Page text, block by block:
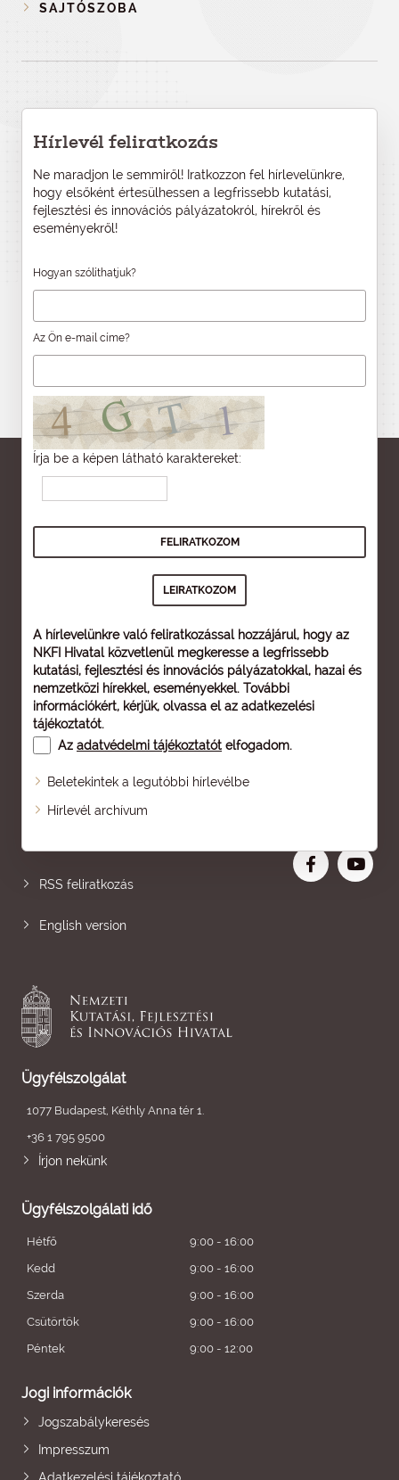
SAJTÓSZOBA
Hírlevél feliratkozás
Ne maradjon le semmiről! Iratkozzon fel hírlevelünkre,
hogy elsőként értesülhessen a legfrissebb kutatási,
fejlesztési és innovációs pályázatokról, hírekről és
eseményekről!
Hogyan szólíthatjuk?
Az Ön e-mail címe?
Írja be a képen látható karaktereket:
A hírlevelünkre való feliratkozással hozzájárul, hogy az
NKFI Hivatal közvetlenül megkeresse a legfrissebb
kutatási, fejlesztési és innovációs pályázatokkal, hazai és
nemzetközi hírekkel, eseményekkel. További
információkért, kérjük, olvassa el az adatkezelési
tájékoztatót.
Az adatvédelmi tájékoztatót elfogadom.
Beletekintek a legutóbbi hírlevélbe
Hírlevél archívum
Oldaltérkép
RSS feliratkozás
English version
Ügyfélszolgálat
1077 Budapest, Kéthly Anna tér 1.
+36 1 795 9500
Írjon nekünk
Ügyfélszolgálati idő
Hétfő
9:00 - 16:00
Kedd
9:00 - 16:00
Szerda
9:00 - 16:00
Csütörtök
9:00 - 16:00
Péntek
9:00 - 12:00
Jogi információk
Jogszabálykeresés
Impresszum